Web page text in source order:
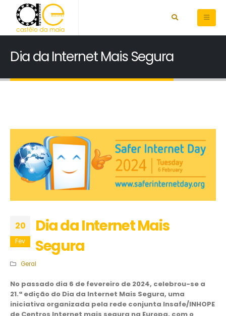
Dia da Internet Mais Segura
20
Fev
Dia da Internet Mais
Segura
Geral
No passado dia 6 de fevereiro de 2024, celebrou-se a
21.ª edição do Dia da Internet Mais Segura, uma
iniciativa organizada pela rede conjunta Insafe/INHOPE